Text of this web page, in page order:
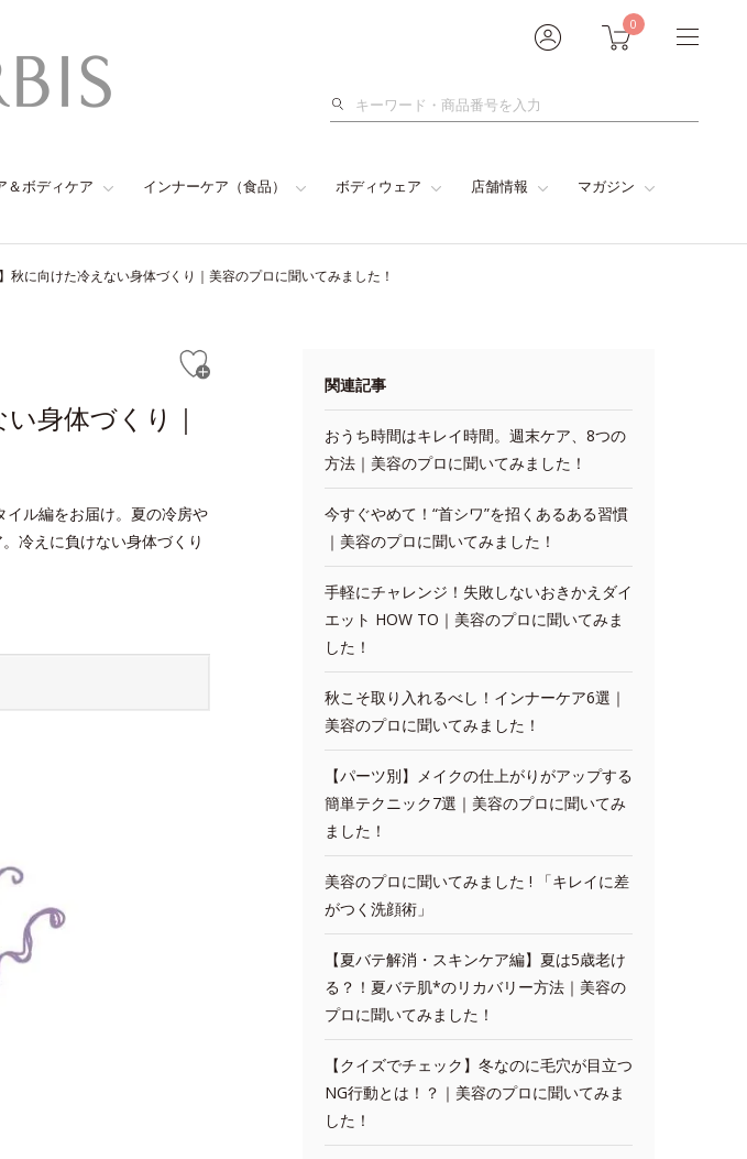
0
検
＆ボディケア インナーケア（食品） ボディウェア 店舗情報 マガジン
秋に向けた冷えない身体づくり｜美容のプロに聞いてみました！
身体づくり｜
ル編をお届け。夏の冷房や
冷えに負けない身体づくり
関連記事
おうち時間はキレイ時間。週末ケア、8つの
方法｜美容のプロに聞いてみました！
今すぐやめて！“首シワ”を招くあるある習慣
｜美容のプロに聞いてみました！
手軽にチャレンジ！失敗しないおきかえダイ
エット HOW TO｜美容のプロに聞いてみま
した！
秋こそ取り入れるべし！インナーケア6選｜
美容のプロに聞いてみました！
【パーツ別】メイクの仕上がりがアップする
簡単テクニック7選｜美容のプロに聞いてみ
ました！
美容のプロに聞いてみました ! 「キレイに差
がつく洗顔術」
【夏バテ解消・スキンケア編】夏は5歳老け
る？！夏バテ肌*のリカバリー方法｜美容の
プロに聞いてみました！
【クイズでチェック】冬なのに毛穴が目立つ
NG行動とは！？｜美容のプロに聞いてみま
した！